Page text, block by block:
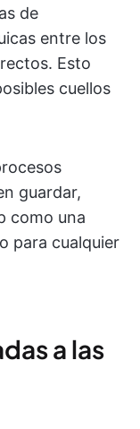
de
entre los
Esto
cuellos
guardar,
como una
para cualquier
a las